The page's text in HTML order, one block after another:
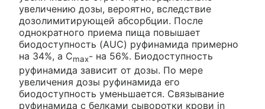
увеличению дозы, вероятно, вследствие
дозолимитирующей абсорбции. После
однократного приема пища повышает
биодоступность (AUC) руфинамида примерно
на 34%, а Cmax- на 56%. Биодоступность
руфинамида зависит от дозы. По мере
увеличения дозы руфинамида его
биодоступность уменьшается. Связывание
руфинамида с белками сыворотки крови in